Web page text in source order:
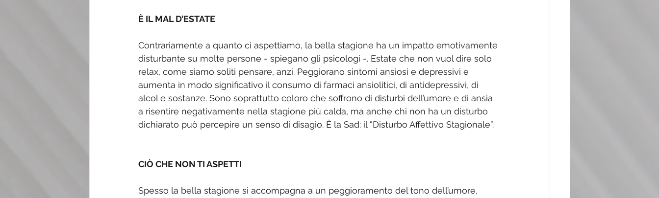
È IL MAL D’ESTATE
Contrariamente a quanto ci aspettiamo, la bella stagione ha un impatto emotivamente
disturbante su molte persone - spiegano gli psicologi -. Estate che non vuol dire solo
relax, come siamo soliti pensare, anzi. Peggiorano sintomi ansiosi e depressivi e
aumenta in modo significativo il consumo di farmaci ansiolitici, di antidepressivi, di
alcol e sostanze. Sono soprattutto coloro che soffrono di disturbi dell’umore e di ansia
a risentire negativamente nella stagione più calda, ma anche chi non ha un disturbo
dichiarato può percepire un senso di disagio. È la Sad: il “Disturbo Affettivo Stagionale”.
CIÒ CHE NON TI ASPETTI
Spesso la bella stagione si accompagna a un peggioramento del tono dell’umore,